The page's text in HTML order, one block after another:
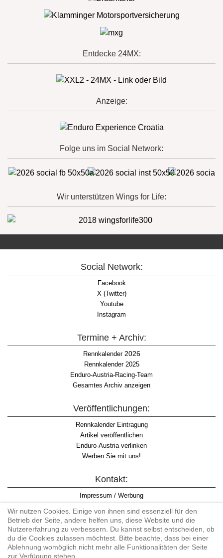
Entdecke 24MX:
Anzeige:
Folge uns im Social Network:
Wir unterstützen Wings for Life:
Social Network:
Facebook
X (Twitter)
Youtube
Instagram
Termine + Archiv:
Rennkalender2026
Rennkalender 2025
Enduro-Austria-Racing-Team
Gesamtes Archiv anzeigen
Veröffentlichungen:
Rennkalender Eintragung
Artikel veröffentlichen
Enduro-Austria verlinken
Werben Sie mit uns!
Kontakt:
Impressum / Werbung
Informationspflicht WKO
AGB
Wir nutzen Cookies. Einige von ihnen sind essenziell für den
Betrieb der Seite, andere helfen uns, diese Website und die
Nutzererfahrung zu verbessern. Du kannst selbst entscheiden, ob
du die Cookies zulassen möchtest. Bitte beachte, dass bei einer
Ablehnung womöglich nicht mehr alle Funktionalitäten der Seite
zur Verfügung stehen.